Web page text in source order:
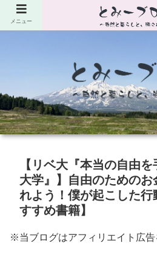
【リベ大『本当の自由
大学』】自由のためのお
れよう！僕が起こした
すすめ書籍】
※当ブログはアフィリエイト広告
メニュー